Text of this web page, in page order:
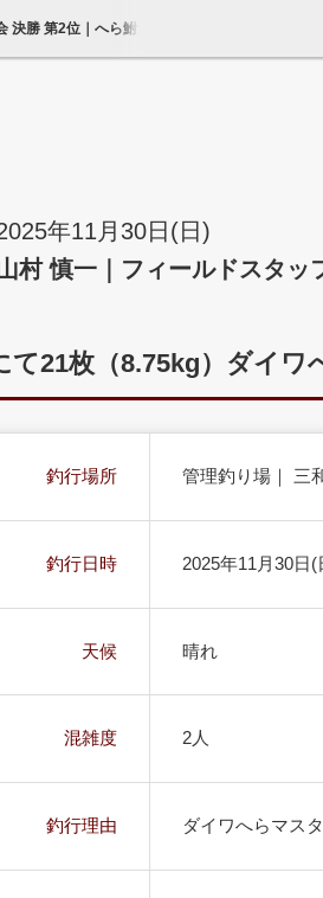
勝 第2位｜へら鮒天国
年11月30日(日)
村 慎一｜フィールドスタッ
て21枚（8.75kg）ダイワ
釣行場所 管理釣り場｜ 三
釣行日時 2025年11月30日
天候 晴れ
混雑度 2人
釣行理由 ダイワへらマス